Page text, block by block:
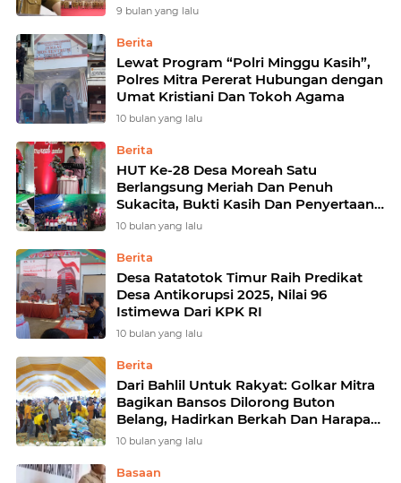
9 bulan yang lalu
Berita
Lewat Program “Polri Minggu Kasih”,
Polres Mitra Pererat Hubungan dengan
Umat Kristiani Dan Tokoh Agama
10 bulan yang lalu
Berita
HUT Ke-28 Desa Moreah Satu
Berlangsung Meriah Dan Penuh
Sukacita, Bukti Kasih Dan Penyertaan
Tuhan
10 bulan yang lalu
Berita
Desa Ratatotok Timur Raih Predikat
Desa Antikorupsi 2025, Nilai 96
Istimewa Dari KPK RI
10 bulan yang lalu
Berita
Dari Bahlil Untuk Rakyat: Golkar Mitra
Bagikan Bansos Dilorong Buton
Belang, Hadirkan Berkah Dan Harapan
Baru
10 bulan yang lalu
Basaan